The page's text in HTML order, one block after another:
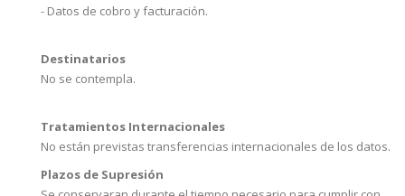
- Datos de cobro y facturación.
Destinatarios
No se contempla.
Tratamientos Internacionales
No están previstas transferencias internacionales de los datos.
Plazos de Supresión